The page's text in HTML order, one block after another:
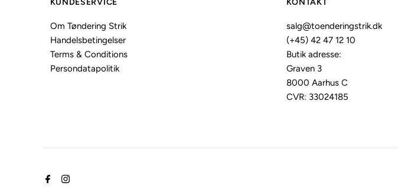
KUNDESERVICE
Om Tøndering Strik
Handelsbetingelser
Terms & Conditions
Persondatapolitik
KONTAKT
salg@toenderingstrik.dk
(+45) 42 47 12 10
Butik adresse:
Graven 3
8000 Aarhus C
CVR: 33024185